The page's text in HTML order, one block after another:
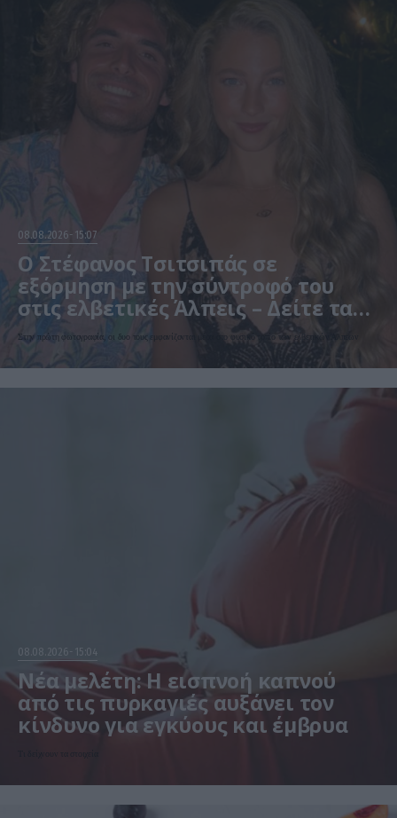
08.08.2026 15:07
Ο Στέφανος Τσιτσιπάς σε
εξόρμηση με την σύντροφό του
στις ελβετικές Άλπεις – Δείτε τα
τρυφερά στιγμιότυπα
Στην πρώτη φωτογραφία, οι δυο τους εμφανίζονται μέσα στο φυσικό τοπίο των ελβετικών Άλπεων
08.08.2026 15:04
Νέα μελέτη: Η εισπνοή καπνού
από τις πυρκαγιές αυξάνει τον
κίνδυνο για εγκύους και έμβρυα